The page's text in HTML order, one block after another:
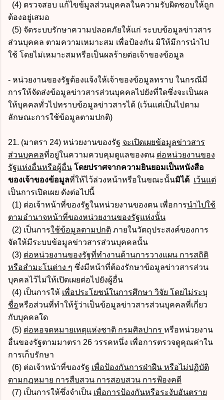
(4) ตรวจสอบ แก้ไขข้มูลส่วนบุคคลในความรับผิดชอบให้ถูก
ต้องอยู่เสมอ
(5) จัดระบบรักษาความปลอดภัยให้แก่ ระบบข้อมูลข่าวสาร
ส่วนบุคคล ตามความเหมาะสม เพื่อป้องกัน มิให้มีการนำไป
ใช้ โดยไม่เหมาะสมหรือเป็นผลร้ายต่อเจ้าของข้อมูล
- หน่วยงานของรัฐต้องแจ้งให้เจ้าของข้อมูลทราบ ในกรณีมี
การให้จัดส่งข้อมูลข่าวสารส่วนบุคคลไปยังที่ใดซึ่งจะเป็นผล
ให้บุคคลทั่วไปทราบข้อมูลข่าวสารได้ (เว้นแต่เป็นไปตาม
ลักษณะการใช้ข้อมูลตามปกติ)
21. (มาตรา 24) หน่วยงานของรัฐ จะเปิดเผยข้อมูลข่าวสาร
ส่วนบุคคลที่อยู่ในความควบคุมดูแลของตน ต่อหน่วยงานของ
รัฐแห่งอื่นหรือผู้อื่น โดยปราศจากความยินยอมเป็นหนังสือ
ของเจ้าของข้อมูลที่ให้ไว้ล่วงหน้าหรือในขณะนั้นมิได้ เว้นแต่
เป็นการเปิดเผย ดังต่อไปนี้
(1) ต่อเจ้าหน้าที่ของรัฐในหน่วยงานของตน เพื่อการนำไปใช้
ตามอำนาจหน้าที่ของหน่วยงานของรัฐแห่งนั้น
(2) เป็นการใช้ข้อมูลตามปกติ ภายในวัตถุประสงค์ของการ
จัดให้มีระบบข้อมูลข่าวสารส่วนบุคคลนั้น
(3) ต่อหน่วยงานของรัฐที่ทำงานด้านการวางแผน การสถิติ
หรือสำมะโนต่าง ๆ ซึ่งมีหน้าที่ต้องรักษาข้อมูลข่าวสารส่วน
บุคคลไว้ไม่ให้เปิดเผยต่อไปยังผู้อื่น
(4) เป็นการให้ เพื่อประโยชน์ในการศึกษา วิจัย โดยไม่ระบุ
ชื่อหรือส่วนที่ทำให้รู้ว่าเป็นข้อมูลข่าวสารส่วนบุคคลที่เกี่ยว
กับบุคคลใด
(5) ต่อหอจดหมายเหตุแห่งชาติ กรมศิลปากร หรือหน่วยงาน
อื่นของรัฐตามมาตรา 26 วรรคหนึ่ง เพื่อการตรวจดูคุณค่าใน
การเก็บรักษา
(6) ต่อเจ้าหน้าที่ของรัฐ เพื่อป้องกันการฝ่าฝืน หรือไม่ปฏิบัติ
ตามกฎหมาย การสืบสวน การสอบสวน การฟ้องคดี
(7) เป็นการให้ซึ่งจำเป็น เพื่อการป้องกันหรือระงับอันตราย